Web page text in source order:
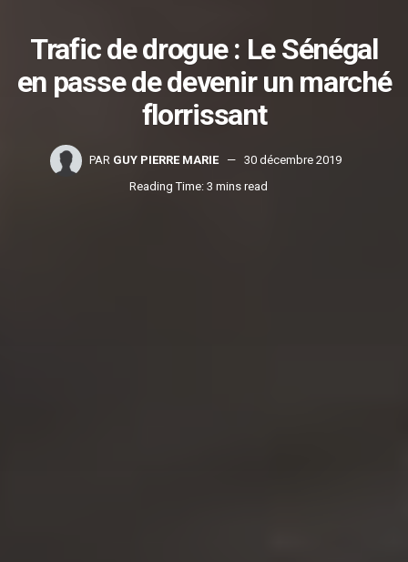
Trafic de drogue : Le Sénégal
en passe de devenir un marché
florrissant
PAR GUY PIERRE MARIE
30 décembre 2019
Reading Time: 3 mins read